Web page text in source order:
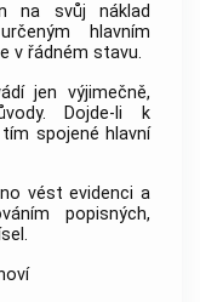
na svůj náklad
hlavním
v řádném stavu.
jen výjimečně,
Dojde-li k
spojené hlavní
vést evidenci a
popisných,